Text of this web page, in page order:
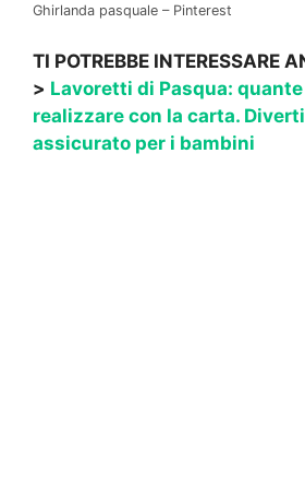
Ghirlanda pasquale – Pinterest
TI POTREBBE INTERESSARE
> Lavoretti di Pasqua:
realizzare con la carta.
assicurato per i bambini